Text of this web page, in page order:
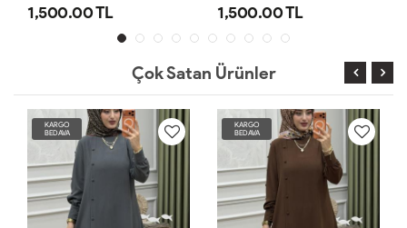
1,500.00 TL 1,500.00 TL
Çok Satan Ürünler
KARGO
BEDAVA
KARGO
BEDAVA